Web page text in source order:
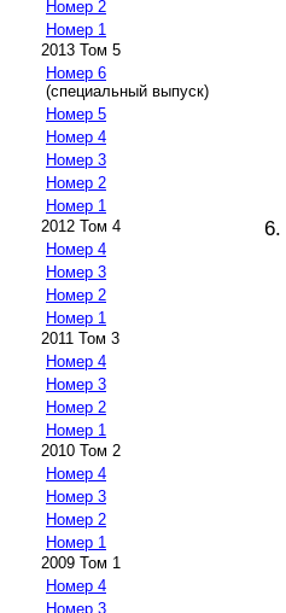
Номер 2
Номер 1
2013 Том 5
Номер 6
(специальный выпуск)
Номер 5
Номер 4
Номер 3
Номер 2
Номер 1
2012 Том 4
Номер 4
Номер 3
Номер 2
Номер 1
2011 Том 3
Номер 4
Номер 3
Номер 2
Номер 1
2010 Том 2
Номер 4
Номер 3
Номер 2
Номер 1
2009 Том 1
Номер 4
Номер 3